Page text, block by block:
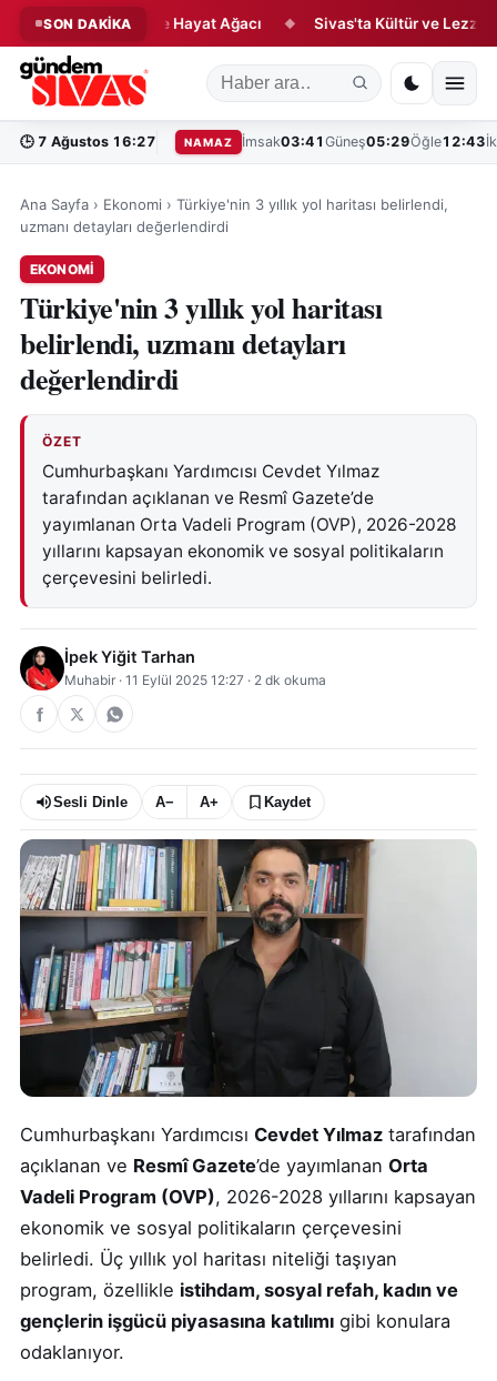
SON DAKİKA
Çini, Vakfiye ve Hayat Ağacı ◆ Sivas'ta Kültür ve Lezzet Şöleni!
🕒 7 Ağustos 16:27 NAMAZ İmsak03:41 Güneş05:29Öğle12:43
Ana Sayfa › Ekonomi › Türkiye'nin 3 yıllık yol haritası belirlendi,
uzmanı detayları değerlendirdi
EKONOMI
Türkiye'nin 3 yıllık yol haritası
belirlendi, uzmanı detayları
değerlendirdi
ÖZET
Cumhurbaşkanı Yardımcısı Cevdet Yılmaz
tarafından açıklanan ve Resmî Gazete’de
yayımlanan Orta Vadeli Program (OVP), 2026-2028
yıllarını kapsayan ekonomik ve sosyal politikaların
çerçevesini belirledi.
İpek Yiğit Tarhan
Muhabir · 11 Eylül 2025 12:27 · 2 dk okuma
Sesli Dinle A− A+ Kaydet
Cumhurbaşkanı Yardımcısı Cevdet Yılmaz tarafından
açıklanan ve Resmî Gazete’de yayımlanan Orta
Vadeli Program (OVP), 2026-2028 yıllarını kapsayan
ekonomik ve sosyal politikaların çerçevesini
belirledi. Üç yıllık yol haritası niteliği taşıyan
program, özellikle istihdam, sosyal refah, kadın ve
gençlerin işgücü piyasasına katılımı gibi konulara
odaklanıyor.